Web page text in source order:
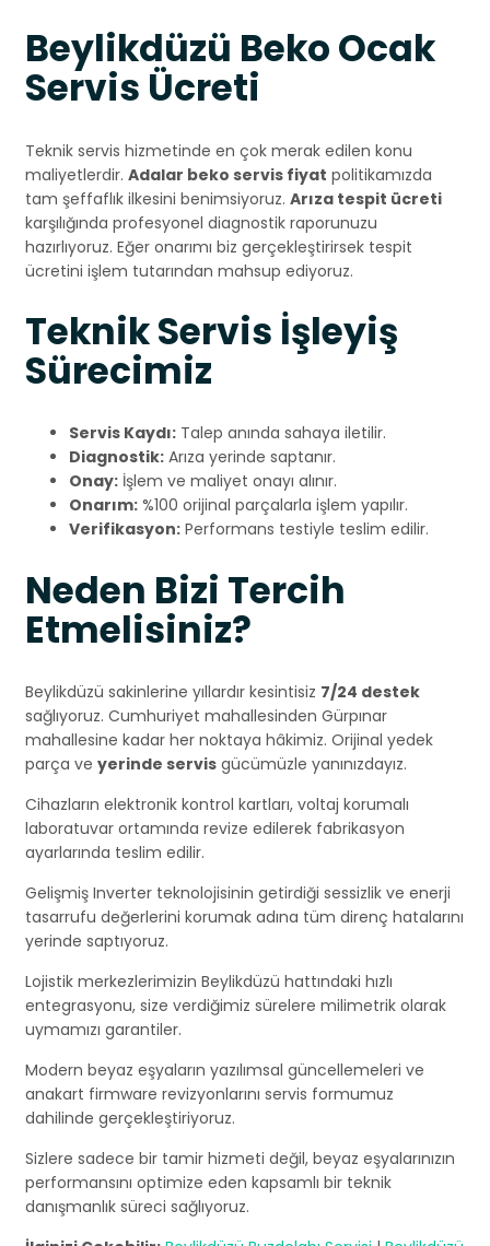
Beylikdüzü Beko Ocak
Servis Ücreti
Teknik servis hizmetinde en çok merak edilen konu
maliyetlerdir. Adalar beko servis fiyat politikamızda
tam şeffaflık ilkesini benimsiyoruz. Arıza tespit ücreti
karşılığında profesyonel diagnostik raporunuzu
hazırlıyoruz. Eğer onarımı biz gerçekleştirirsek tespit
ücretini işlem tutarından mahsup ediyoruz.
Teknik Servis İşleyiş
Sürecimiz
Servis Kaydı: Talep anında sahaya iletilir.
Diagnostik: Arıza yerinde saptanır.
Onay: İşlem ve maliyet onayı alınır.
Onarım: %100 orijinal parçalarla işlem yapılır.
Verifikasyon: Performans testiyle teslim edilir.
Neden Bizi Tercih
Etmelisiniz?
Beylikdüzü sakinlerine yıllardır kesintisiz 7/24 destek
sağlıyoruz. Cumhuriyet mahallesinden Gürpınar
mahallesine kadar her noktaya hâkimiz. Orijinal yedek
parça ve yerinde servis gücümüzle yanınızdayız.
Cihazların elektronik kontrol kartları, voltaj korumalı
laboratuvar ortamında revize edilerek fabrikasyon
ayarlarında teslim edilir.
Gelişmiş Inverter teknolojisinin getirdiği sessizlik ve enerji
tasarrufu değerlerini korumak adına tüm direnç hatalarını
yerinde saptıyoruz.
Lojistik merkezlerimizin Beylikdüzü hattındaki hızlı
entegrasyonu, size verdiğimiz sürelere milimetrik olarak
uymamızı garantiler.
Modern beyaz eşyaların yazılımsal güncellemeleri ve
anakart firmware revizyonlarını servis formumuz
dahilinde gerçekleştiriyoruz.
Sizlere sadece bir tamir hizmeti değil, beyaz eşyalarınızın
performansını optimize eden kapsamlı bir teknik
danışmanlık süreci sağlıyoruz.